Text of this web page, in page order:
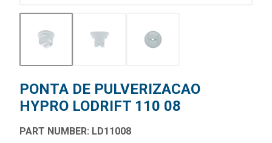
PONTA DE PULVERIZACAO
HYPRO LODRIFT 110 08
PART NUMBER: LD11008